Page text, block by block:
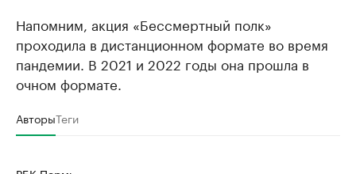
Напомним, акция «Бессмертный полк»
проходила в дистанционном формате во время
пандемии. В 2021 и 2022 годы она прошла в
очном формате.
АвторыТеги